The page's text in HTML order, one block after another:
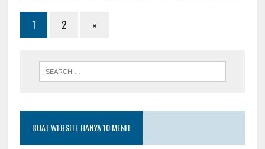
1 2 »
BUAT WEBSITE HANYA 10 MENIT